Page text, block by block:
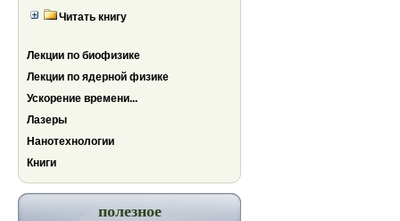
Читать книгу
Лекции по биофизике
Лекции по ядерной физике
Ускорение времени...
Лазеры
Нанотехнологии
Книги
полезное